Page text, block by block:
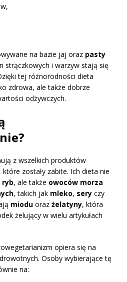
na bazie jaj oraz pasty
strączkowych i warzyw stają się
tej różnorodności dieta
zdrowa, ale także dobrze
odżywczych.
z wszelkich produktów
zostały zabite. Ich dieta nie
ryb, ale także owoców morza
, takich jak mleko, sery czy
miodu oraz żelatyny, która
żelujący w wielu artykułach
opiera się na
Osoby wybierające tę
na: